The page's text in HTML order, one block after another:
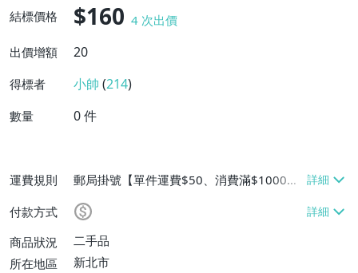
結標價格 $160 4 次出價
出價增額
20
得標者 小帥 (214)
數量 0件
運費規則
郵局掛號【單件運費$50、消費滿$1000免
運費】
付款方式
商品狀況
二手品
所在地區
新北市